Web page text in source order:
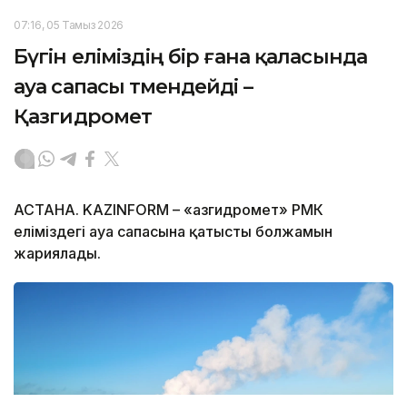
07:16, 05 Тамыз 2026
Бүгін еліміздің бір ғана қаласында
ауа сапасы төмендейді –
Қазгидромет
АСТАНА. KAZINFORM – «Қазгидромет» РМК
еліміздегі ауа сапасына қатысты болжамын
жариялады.